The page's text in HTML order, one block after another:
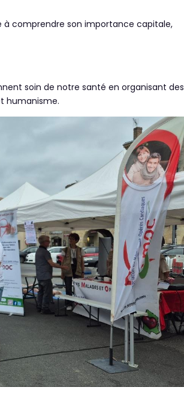
à comprendre son importance capitale,
soin de notre santé en organisant des
humanisme.